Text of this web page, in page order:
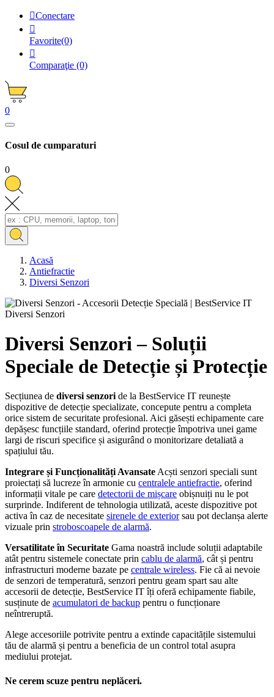
Conectare

Favorite(0)

Comparaţie (0)
0
Cosul de cumparaturi
0
Acasă
Antiefractie
Diversi Senzori
Diversi Senzori
Diversi Senzori – Soluții
Speciale de Detecție și Protecție
Secțiunea de diversi senzoride la BestService IT reunește
dispozitive de detecție specializate, concepute pentru a completa
orice sistem de securitate profesional. Aici găsești echipamente care
depășesc funcțiile standard, oferind protecție împotriva unei game
largi de riscuri specifice și asigurând o monitorizare detaliată a
spațiului tău.
Integrare și Funcționalități AvansateAcști senzori speciali sunt
proiectați să lucreze în armonie cu centralele antiefractie, oferind
informații vitale pe care detectorii de mișcare obișnuiți nu le pot
surprinde. Indiferent de tehnologia utilizată, aceste dispozitive pot
activa în caz de necesitate sirenele de exteriorsau pot declanșa alerte
vizuale prin stroboscoapele de alarmă.
Versatilitate în Securitate Gama noastră include soluții adaptabile
atât pentru sistemele conectate prin cablu de alarmă, cât și pentru
infrastructuri moderne bazate pe centrale wireless. Fie că ai nevoie
de senzori de temperatură, senzori pentru geam spart sau alte
accesorii de detecție, BestService IT îți oferă echipamente fiabile,
susținute de acumulatori de backup pentru o funcționare
neîntreruptă.
Alege accesoriile potrivite pentru a extinde capacitățile sistemului
tău de alarmă și pentru a beneficia de un control total asupra
mediului protejat.
Ne cerem scuze pentru neplăceri.